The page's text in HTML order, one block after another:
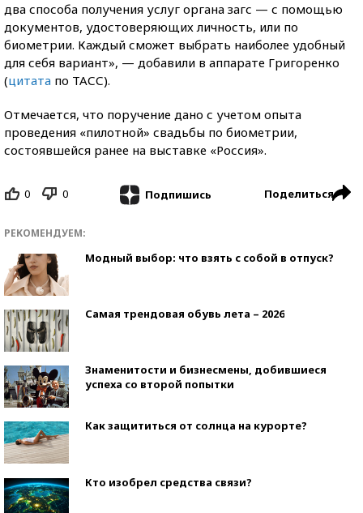
два способа получения услуг органа загс — с помощью
документов, удостоверяющих личность, или по
биометрии. Каждый сможет выбрать наиболее удобный
для себя вариант», — добавили в аппарате Григоренко
(цитата по ТАСС).
Отмечается, что поручение дано с учетом опыта
проведения «пилотной» свадьбы по биометрии,
состоявшейся ранее на выставке «Россия».
0 0 Подпишись Поделиться
РЕКОМЕНДУЕМ:
Модный выбор: что взять с собой в отпуск?
Самая трендовая обувь лета – 2026
Знаменитости и бизнесмены, добившиеся
успеха со второй попытки
Как защититься от солнца на курорте?
Кто изобрел средства связи?